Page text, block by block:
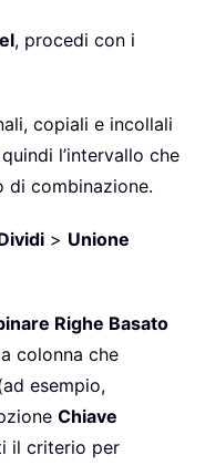
, procedi con i
copiali e incollali
l’intervallo che
di combinazione.
> Unione
Righe Basato
colonna che
esempio,
Chiave
il criterio per